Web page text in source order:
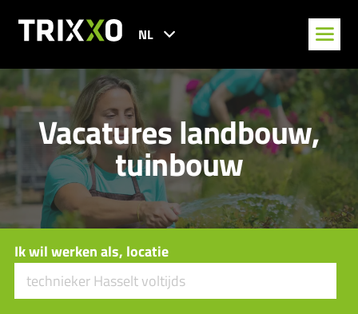
NL
Vacatures landbouw,
tuinbouw
Ik wil werken als, locatie